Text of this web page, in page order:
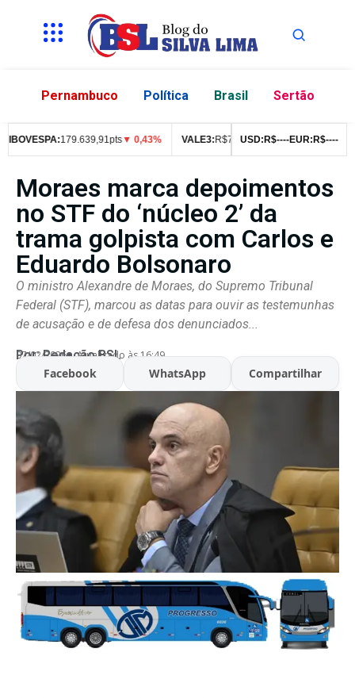
Pernambuco Política Brasil Sertão
179.639,91pts▼ 0,43% VALE3:R$76,99 ▼ 2,49% ITUB4:R$
USD: R$----EUR: R$----
Moraes marca depoimentos
no STF do ‘núcleo 2’ da
trama golpista com Carlos e
Eduardo Bolsonaro
O ministro Alexandre de Moraes, do Supremo Tribunal
Federal (STF), marcou as datas para ouvir as testemunhas
de acusação e de defesa dos denunciados...
Por:Redação BSL
07/02/2026 Atualizado às 16:49
Facebook WhatsApp Compartilhar